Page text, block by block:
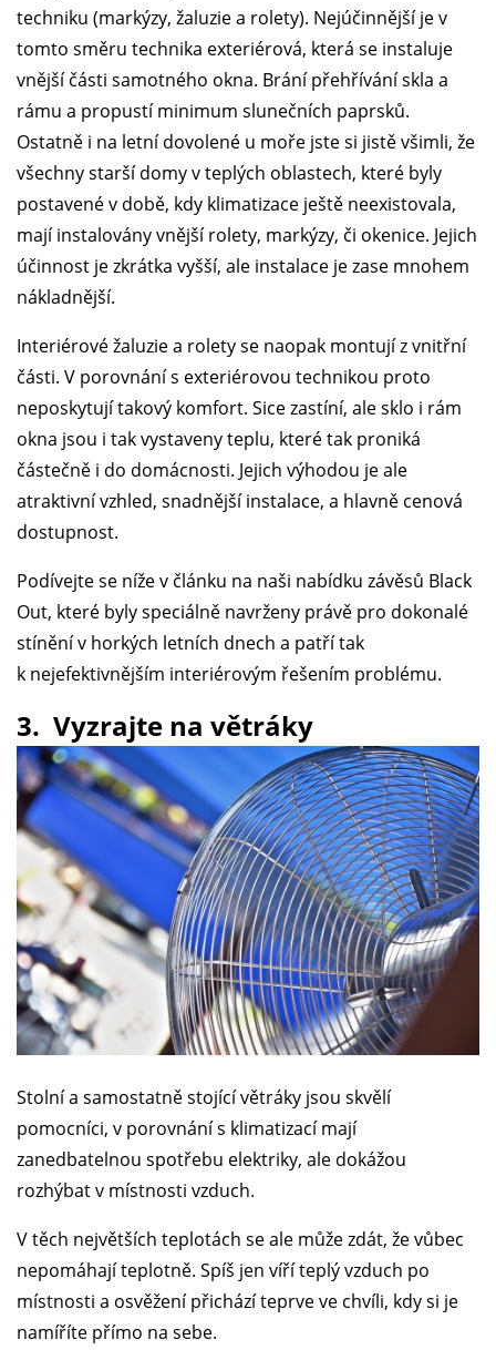
techniku (markýzy, žaluzie a rolety). Nejúčinnější je v
tomto směru technika exteriérová, která se instaluje
vnější části samotného okna. Brání přehřívání skla a
rámu a propustí minimum slunečních paprsků.
Ostatně i na letní dovolené u moře jste si jistě všimli, že
všechny starší domy v teplých oblastech, které byly
postavené v době, kdy klimatizace ještě neexistovala,
mají instalovány vnější rolety, markýzy, či okenice. Jejich
účinnost je zkrátka vyšší, ale instalace je zase mnohem
nákladnější.
Interiérové žaluzie a rolety se naopak montují z vnitřní
části. V porovnání s exteriérovou technikou proto
neposkytují takový komfort. Sice zastíní, ale sklo i rám
okna jsou i tak vystaveny teplu, které tak proniká
částečně i do domácnosti. Jejich výhodou je ale
atraktivní vzhled, snadnější instalace, a hlavně cenová
dostupnost.
Podívejte se níže v článku na naši nabídku závěsů Black
Out, které byly speciálně navrženy právě pro dokonalé
stínění v horkých letních dnech a patří tak
k nejefektivnějším interiérovým řešením problému.
3. Vyzrajte na větráky
Stolní a samostatně stojící větráky jsou skvělí
pomocníci, v porovnání s klimatizací mají
zanedbatelnou spotřebu elektriky, ale dokážou
rozhýbat v místnosti vzduch.
V těch největších teplotách se ale může zdát, že vůbec
nepomáhají teplotně. Spíš jen víří teplý vzduch po
místnosti a osvěžení přichází teprve ve chvíli, kdy si je
namíříte přímo na sebe.